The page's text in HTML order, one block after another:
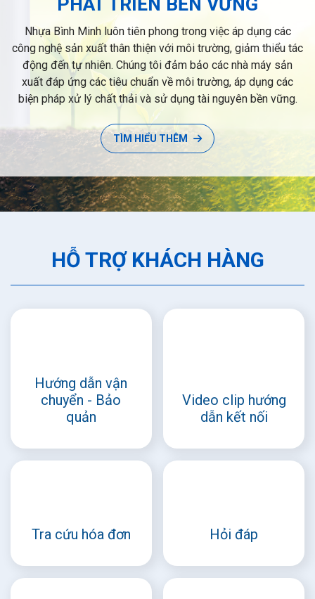
Nhựa Bình Minh luôn tiên phong trong việc áp dụng các
công nghệ sản xuất thân thiện với môi trường, giảm thiểu tác
động đến tự nhiên. Chúng tôi đảm bảo các nhà máy sản
xuất đáp ứng các tiêu chuẩn về môi trường, áp dụng các
biện pháp xử lý chất thải và sử dụng tài nguyên bền vững.
TÌM HIỂU THÊM
HỖ TRỢ KHÁCH HÀNG
Hướng dẫn vận
chuyển - Bảo
quản
Video clip hướng
dẫn kết nối
Tra cứu hóa đơn Hỏi đáp